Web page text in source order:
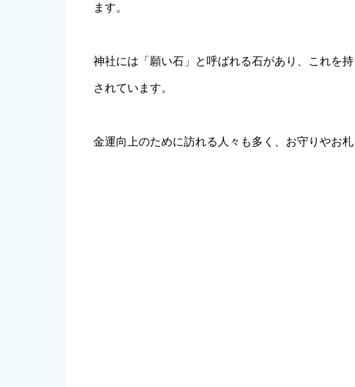
ます。
神社には「願い石」と呼ばれる石があり、これを
されています。
金運向上のために訪れる人々も多く、お守りやお